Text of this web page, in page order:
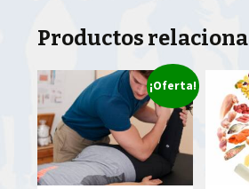
Productos
¡Oferta!